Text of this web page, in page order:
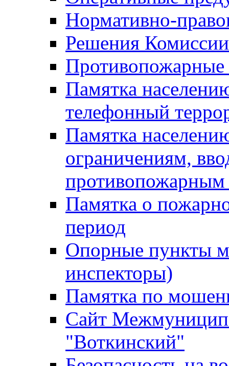
Нормативно-
Решения
Противопожарные
Памятка
телефонный
Памятка
ограничениям,
Памятка о
период
Опорные пункты
инспекторы)
Памятка по
Сайт
"Воткинский"